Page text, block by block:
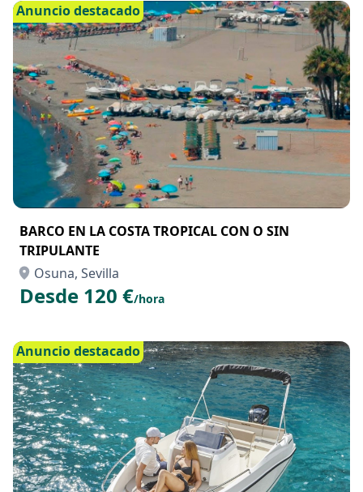
Anuncio destacado
BARCO EN LA COSTA TROPICAL CON O SIN
TRIPULANTE
Osuna, Sevilla
Desde 120 €/hora
Anuncio destacado